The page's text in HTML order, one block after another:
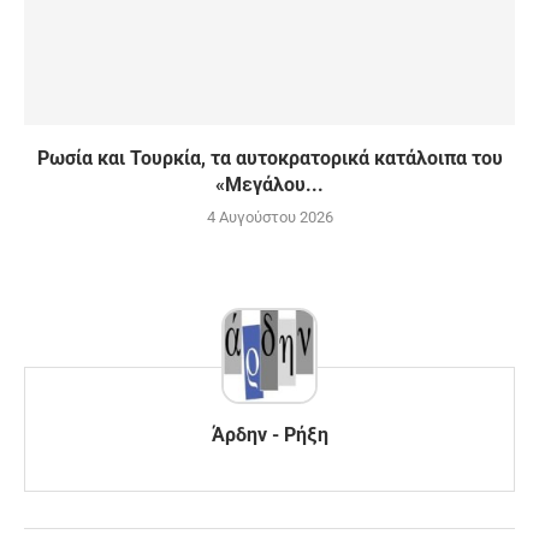
Ρωσία και Τουρκία, τα αυτοκρατορικά κατάλοιπα του
«Μεγάλου...
4 Αυγούστου 2026
Άρδην - Ρήξη